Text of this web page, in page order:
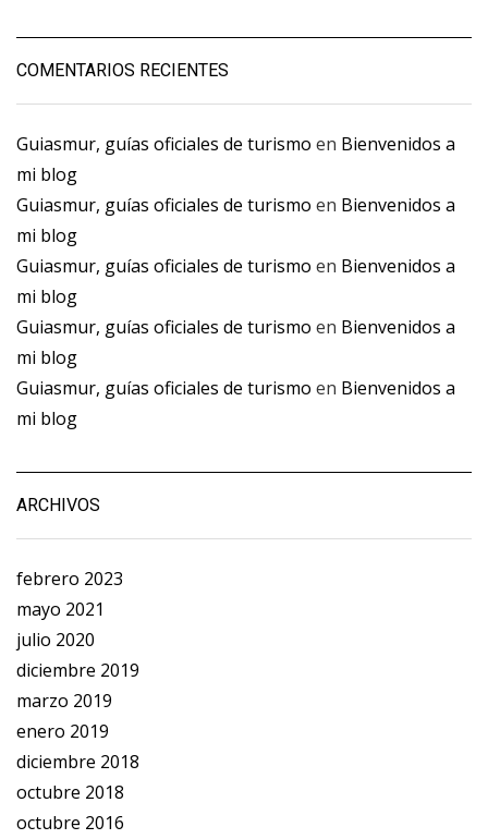
COMENTARIOS RECIENTES
Guiasmur, guías oficiales de turismo en Bienvenidos a
mi blog
Guiasmur, guías oficiales de turismo en Bienvenidos a
mi blog
Guiasmur, guías oficiales de turismo en Bienvenidos a
mi blog
Guiasmur, guías oficiales de turismo en Bienvenidos a
mi blog
Guiasmur, guías oficiales de turismo en Bienvenidos a
mi blog
ARCHIVOS
febrero 2023
mayo 2021
julio 2020
diciembre 2019
marzo 2019
enero 2019
diciembre 2018
octubre 2018
octubre 2016